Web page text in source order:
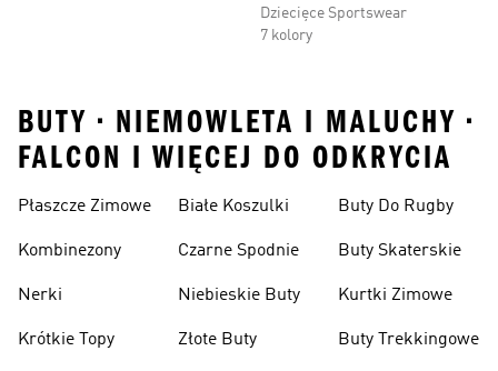
Dziecięce Sportswear
7 kolory
BUTY • NIEMOWLETA I MALUCHY •
FALCON I WIĘCEJ DO ODKRYCIA
Płaszcze Zimowe
Kombinezony
Nerki
Krótkie Topy
Białe Koszulki
Czarne Spodnie
Niebieskie Buty
Złote Buty
Buty Do Rugby
Buty Skaterskie
Kurtki Zimowe
Buty Trekkingowe